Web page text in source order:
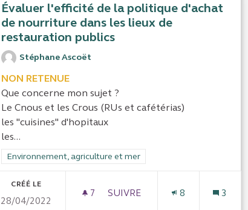
Évaluer l'efficité de la politique d'achat
de nourriture dans les lieux de
restauration publics
Stéphane Ascoët
NON RETENUE
Que concerne mon sujet ?
Le Cnous et les Crous (RUs et cafétérias)
les "cuisines" d'hopitaux
les...
Filtrer les résultats de la catégorie : Environnement,
Environnement, agriculture et mer
CRÉÉ LE
28/04/2022
7 7 ABONNÉS
SUIVRE
ÉVALUER L'EFFICITÉ DE LA
8 3